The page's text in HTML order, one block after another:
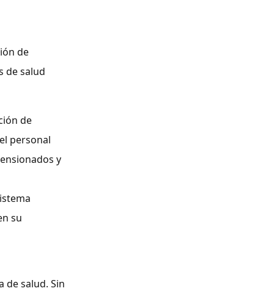
de
de salud
de
personal
y
su
de salud. Sin